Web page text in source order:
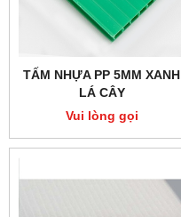
TẤM NHỰA PP 5MM XANH
LÁ CÂY
Vui lòng gọi